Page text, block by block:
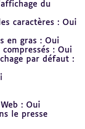
du
caractères : Oui
en gras : Oui
: Oui
par défaut :
: Oui
le presse